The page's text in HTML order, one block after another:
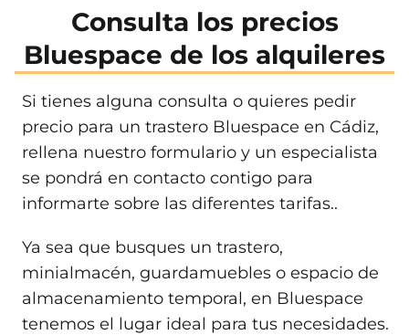
Consulta los precios
Bluespace de los alquileres
Si tienes alguna consulta o quieres pedir
precio para un trastero Bluespace en Cádiz,
rellena nuestro formulario y un especialista
se pondrá en contacto contigo para
informarte sobre las diferentes tarifas..
Ya sea que busques un trastero,
minialmacén, guardamuebles o espacio de
almacenamiento temporal, en Bluespace
tenemos el lugar ideal para tus necesidades.